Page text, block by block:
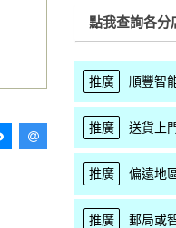
點我查詢各分
推廣 順豐智
推廣 送貨上
推廣 偏遠地
推廣 郵局或